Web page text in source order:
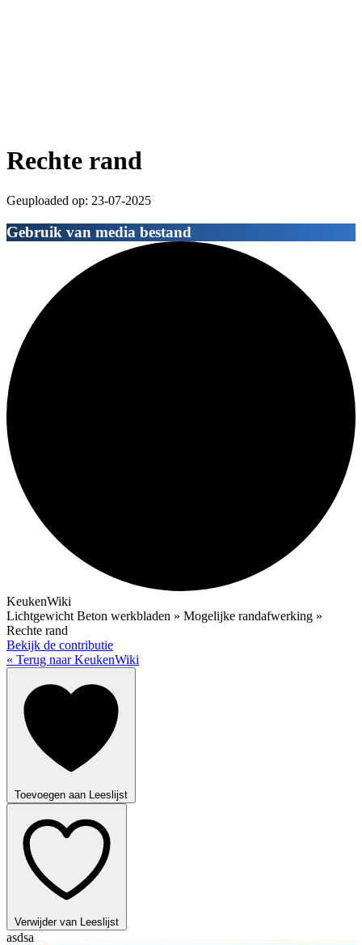
Rechte rand
Geuploaded op: 23-07-2025
Gebruik van media bestand
KeukenWiki
Lichtgewicht Beton werkbladen » Mogelijke randafwerking »
Rechte rand
Bekijk de contributie
« Terug naar KeukenWiki
Toevoegen aan Leeslijst
Verwijder van Leeslijst
asdsa